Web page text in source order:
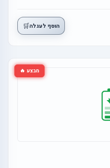
הוסף לעגלה🛒
מבצע 🔥